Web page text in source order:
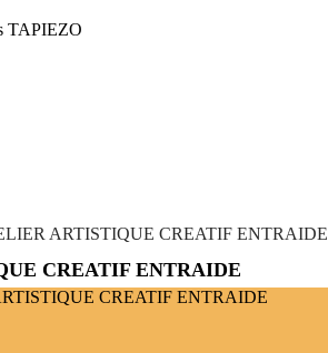
TAPIEZO
ARTISTIQUE CREATIF ENTRAIDE
CREATIF ENTRAIDE